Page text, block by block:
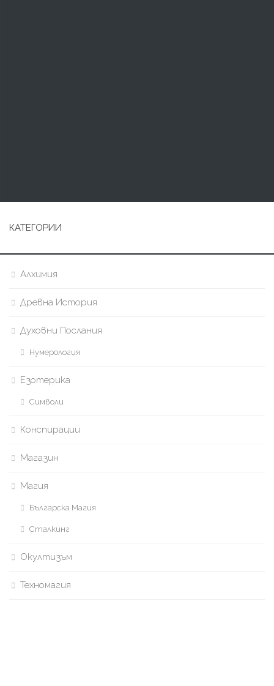
КАТЕГОРИИ
Алхимия
Древна История
Духовни Послания
Нумерология
Езотерика
Символи
Конспирации
Магазин
Магия
Българска Магия
Сталкинг
Окултизъм
Техномагия